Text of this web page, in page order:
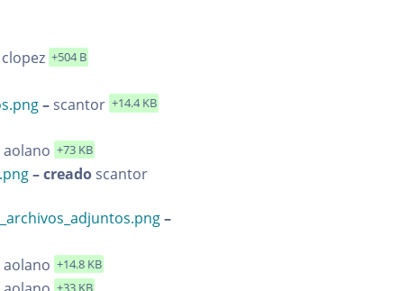
clopez +504 B
– scantor +14.4 KB
aolano +73 KB
– creado scantor
–
aolano +14.8 KB
+33 KB